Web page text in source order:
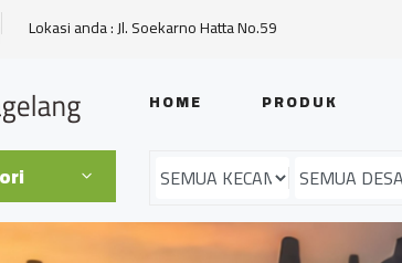
Lokasi anda : Jl. Soekarno Hatta No.59
HOME PRODUK